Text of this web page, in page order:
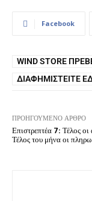
Facebook
WIND STORE
ΔΙΑΦΗΜΙΣΤΕΊΤΕ
ΠΡΟΗΓΟΎΜΕΝΟ ΆΡΘΡΟ
Επιστρεπτέα 7: Τέλος οι
Τέλος του μήνα οι